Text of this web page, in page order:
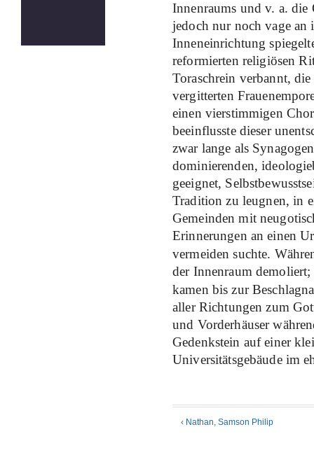
Innenraums und v. a. die
jedoch nur noch vage an
Inneneinrichtung
reformierten religiösen
Toraschrein verbannt,
vergitterten
einen vierstimmigen
beeinflusste dieser
zwar lange als
dominierenden,
geeignet,
Tradition zu leugnen, in
Gemeinden mit
Erinnerungen an einen
vermeiden suchte.
der Innenraum
kamen bis zur
aller Richtungen zum
und Vorderhäuser
Gedenkstein auf einer
Universitätsgebäude im
‹ Nathan, Samson Philip